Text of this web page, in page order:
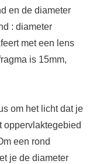
en de diameter
: diameter
met een lens
is 15mm,
om het licht dat je
oppervlaktegebied
een rond
je de diameter